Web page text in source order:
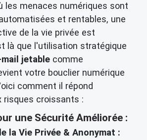
les menaces numériques sont
et rentables, une
de la vie privée est
là que l'utilisation stratégique
jetable comme
votre bouclier numérique
comment il répond
risques croissants :
une Sécurité Améliorée :
la Vie Privée & Anonymat :